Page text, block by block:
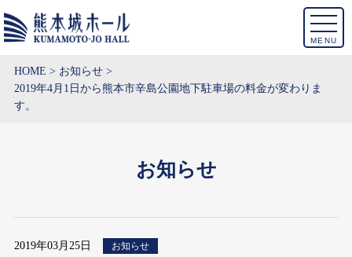
MENU
HOME
お知らせ
2019年4月1日から熊本市辛島公園地下駐車場の料金が変わりま
す。
お知らせ
2019年03月25日 お知らせ